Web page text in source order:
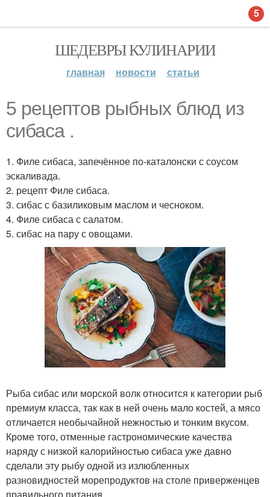
ШЕДЕВРЫ КУЛИНАРИИ
главная новости статьи
5 рецептов рыбных блюд из
сибаса .
1. Филе сибаса, запечённое по-каталонски с соусом
эскаливада.
2. рецепт Филе сибаса.
3. сибас с базиликовым маслом и чесноком.
4. Филе сибаса с салатом.
5. сибас на пару с овощами.
Рыба сибас или морской волк относится к категории рыб
премиум класса, так как в ней очень мало костей, а мясо
отличается необычайной нежностью и тонким вкусом.
Кроме того, отменные гастрономические качества
наряду с низкой калорийностью сибаса уже давно
сделали эту рыбу одной из излюбленных
разновидностей морепродуктов на столе приверженцев
правильного питания.
5